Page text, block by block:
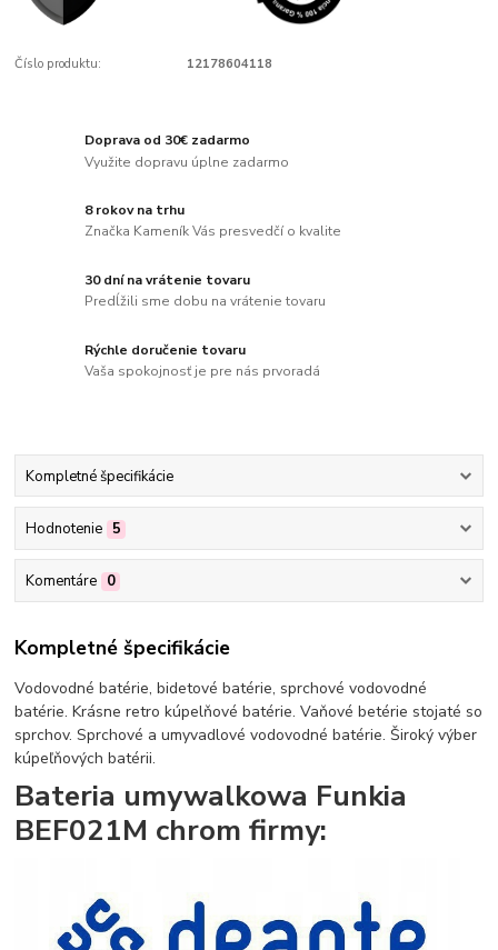
Číslo produktu: 12178604118
Doprava od 30€ zadarmo
Využite dopravu úplne zadarmo
8 rokov na trhu
Značka Kameník Vás presvedčí o kvalite
30 dní na vrátenie tovaru
Predĺžili sme dobu na vrátenie tovaru
Rýchle doručenie tovaru
Vaša spokojnosť je pre nás prvoradá
Kompletné špecifikácie
Hodnotenie 5
Komentáre 0
Kompletné špecifikácie
Vodovodné batérie, bidetové batérie, sprchové vodovodné
batérie. Krásne retro kúpelňové batérie. Vaňové betérie stojaté so
sprchov. Sprchové a umyvadlové vodovodné batérie. Široký výber
kúpeľňových batérii.
Bateria umywalkowa Funkia
BEF021M chrom firmy: